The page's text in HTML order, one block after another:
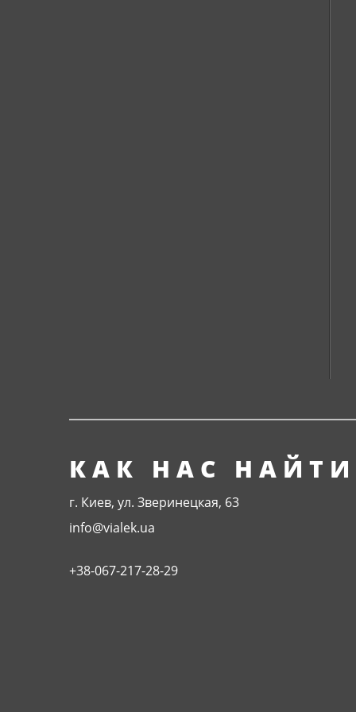
КАК НАС НАЙТИ
г. Киев, ул. Зверинецкая, 63
info@vialek.ua
+38-067-217-28-29